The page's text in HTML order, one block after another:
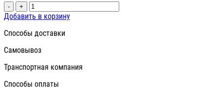
- +
Добавить в корзину
Способы доставки
Самовывоз
Транспортная компания
Способы оплаты